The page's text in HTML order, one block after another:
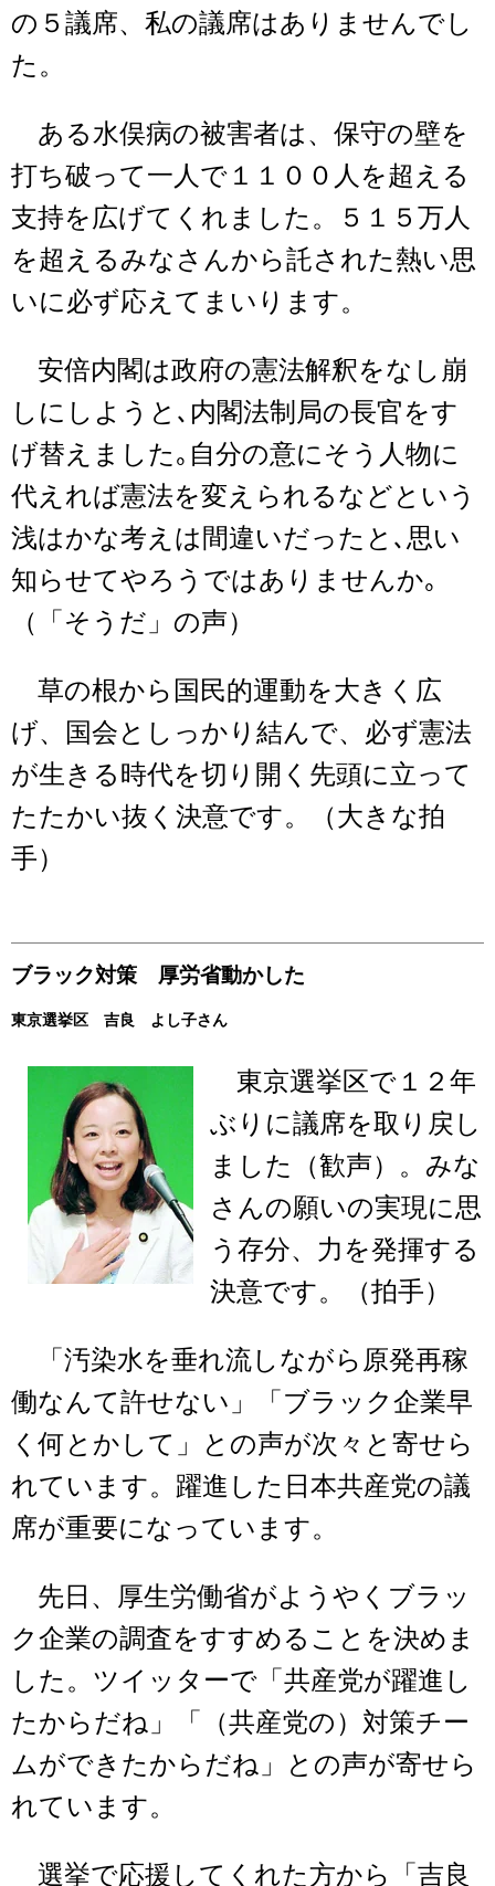
の５議席、私の議席はありませんでし
た。
ある水俣病の被害者は、保守の壁を
打ち破って一人で１１００人を超える
支持を広げてくれました。５１５万人
を超えるみなさんから託された熱い思
いに必ず応えてまいります。
安倍内閣は政府の憲法解釈をなし崩
しにしようと､内閣法制局の長官をす
げ替えました｡自分の意にそう人物に
代えれば憲法を変えられるなどという
浅はかな考えは間違いだったと､思い
知らせてやろうではありませんか｡
（「そうだ」の声）
草の根から国民的運動を大きく広
げ、国会としっかり結んで、必ず憲法
が生きる時代を切り開く先頭に立って
たたかい抜く決意です。（大きな拍
手）
ブラック対策 厚労省動かした
東京選挙区 吉良 よし子さん
東京選挙区で１２年
ぶりに議席を取り戻し
ました（歓声）。みな
さんの願いの実現に思
う存分、力を発揮する
決意です。（拍手）
「汚染水を垂れ流しながら原発再稼
働なんて許せない」「ブラック企業早
く何とかして」との声が次々と寄せら
れています。躍進した日本共産党の議
席が重要になっています。
先日、厚生労働省がようやくブラッ
ク企業の調査をすすめることを決めま
した。ツイッターで「共産党が躍進し
たからだね」「（共産党の）対策チー
ムができたからだね」との声が寄せら
れています。
選挙で応援してくれた方から「吉良